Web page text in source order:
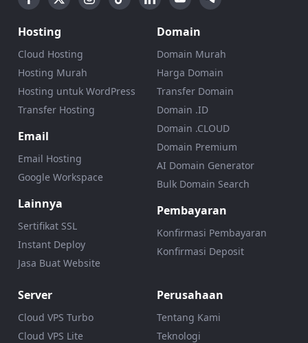
Hosting
Cloud Hosting
Hosting Murah
Hosting untuk WordPress
Transfer Hosting
Email
Email Hosting
Google Workspace
Lainnya
Sertifikat SSL
Instant Deploy
Jasa Buat Website
Domain
Domain Murah
Harga Domain
Transfer Domain
Domain .ID
Domain .CLOUD
Domain Premium
AI Domain Generator
Bulk Domain Search
Pembayaran
Konfirmasi Pembayaran
Konfirmasi Deposit
Server
Cloud VPS Turbo
Cloud VPS Lite
Perusahaan
Tentang Kami
Teknologi